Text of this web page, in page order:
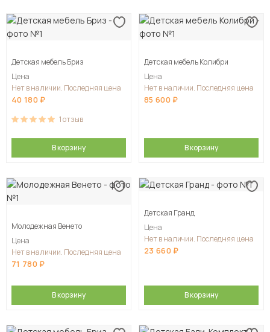
Детская мебель Бриз
Цена
Нет в наличии. Последняя цена
40 180
1отзыв
В корзину
Детская мебель Колибри
Цена
Нет в наличии. Последняя цена
85 600
В корзину
Молодежная Венето
Цена
Нет в наличии. Последняя цена
71 780
В корзину
Детская Гранд
Цена
Нет в наличии. Последняя цена
23 660
В корзину